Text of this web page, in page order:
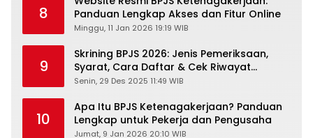
8
Panduan Lengkap Akses dan Fitur Online
Minggu, 11 Jan 2026 19:19 WIB
9
Skrining BPJS 2026: Jenis Pemeriksaan,
Syarat, Cara Daftar & Cek Riwayat
Kesehatan Gratis
Senin, 29 Des 2025 11:49 WIB
10
Apa Itu BPJS Ketenagakerjaan? Panduan
Lengkap untuk Pekerja dan Pengusaha
Jumat, 9 Jan 2026 20:10 WIB